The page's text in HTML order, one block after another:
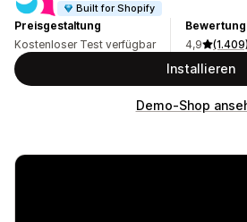
Built for Shopify
Preisgestaltung
Kostenloser Test verfügbar
Bewertung
4,9
(1.409)
Installieren
Demo-Shop